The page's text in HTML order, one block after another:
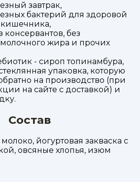
завтрак,
бактерий для здоровой
консервантов, без
жира и прочих
- сироп топинамбура,
упаковка, которую
на производство (при
на сайте с доставкой) и
Состав
йогуртовая закваска с
овсяные хлопья, изюм